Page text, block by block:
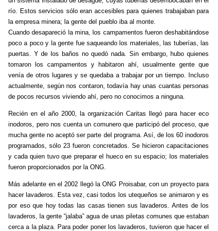
río. Estos servicios sólo eran accesibles para quienes trabajaban para
la empresa minera; la gente del pueblo iba al monte.
Cuando desapareció la mina, los campamentos fueron deshabitándose
poco a poco y la gente fue saqueando los materiales, las tuberías, las
puertas. Y de los baños no quedó nada. Sin embargo, hubo quienes
tomaron los campamentos y habitaron ahí, usualmente gente que
venía de otros lugares y se quedaba a trabajar por un tiempo. Incluso
actualmente, según nos contaron, todavía hay unas cuantas personas
de pocos recursos viviendo ahí, pero no conocimos a ninguna.
Recién en el año 2000, la organización Caritas llegó para hacer eco
inodoros, pero nos cuenta un comunero que participó del proceso, que
mucha gente no aceptó ser parte del programa. Así, de los 60 inodoros
programados, sólo 23 fueron concretados. Se hicieron capacitaciones
y cada quien tuvo que preparar el hueco en su espacio; los materiales
fueron proporcionados por la ONG.
Más adelante en el 2002 llegó la ONG Proisabar, con un proyecto para
hacer lavaderos. Esta vez, casi todos los utequeños se animaron y es
por eso que hoy todas las casas tienen sus lavaderos. Antes de los
lavaderos, la gente “jalaba” agua de unas piletas comunes que estaban
cerca a la plaza. Para poder poner los lavaderos, tuvieron que hacer el